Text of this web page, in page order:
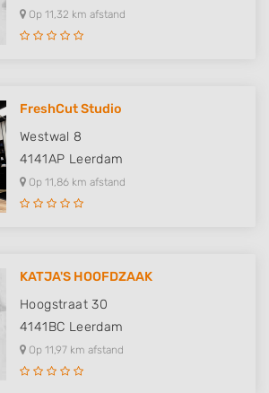
Op 11,32 km afstand
FreshCut Studio
Westwal 8
4141AP Leerdam
Op 11,86 km afstand
KATJA'S HOOFDZAAK
Hoogstraat 30
4141BC Leerdam
Op 11,97 km afstand